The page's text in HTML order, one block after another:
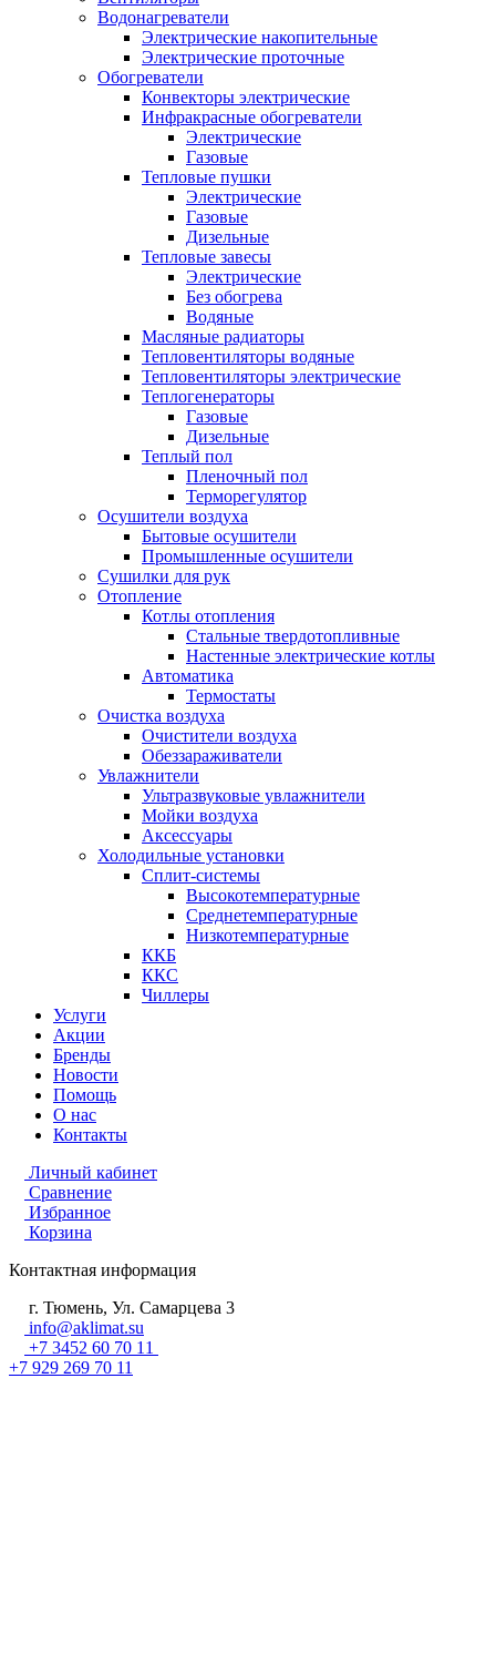
Водонагреватели
Электрические накопительные
Электрические проточные
Обогреватели
Конвекторы электрические
Инфракрасные обогреватели
Электрические
Газовые
Тепловые пушки
Электрические
Газовые
Дизельные
Тепловые завесы
Электрические
Без обогрева
Водяные
Масляные радиаторы
Тепловентиляторы водяные
Тепловентиляторы электрические
Теплогенераторы
Газовые
Дизельные
Теплый пол
Пленочный пол
Терморегулятор
Осушители воздуха
Бытовые осушители
Промышленные осушители
Сушилки для рук
Отопление
Котлы отопления
Стальные твердотопливные
Настенные электрические котлы
Автоматика
Термостаты
Очистка воздуха
Очистители воздуха
Обеззараживатели
Увлажнители
Ультразвуковые увлажнители
Мойки воздуха
Аксессуары
Холодильные установки
Сплит-системы
Высокотемпературные
Среднетемпературные
Низкотемпературные
ККБ
ККС
Чиллеры
Услуги
Акции
Бренды
Новости
Помощь
О нас
Контакты
Личный кабинет
Сравнение
Избранное
Корзина
Контактная информация
г. Тюмень, Ул. Самарцева 3
info@aklimat.su
+7 3452 60 70 11
+7 929 269 70 11